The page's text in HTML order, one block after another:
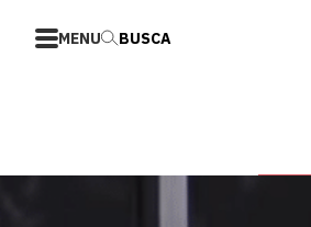
MENU BUSCA